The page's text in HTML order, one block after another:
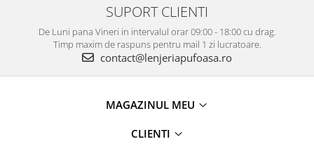
SUPORT CLIENTI
De Luni pana Vineri in intervalul orar 09:00 - 18:00 cu drag.
Timp maxim de raspuns pentru mail 1 zi lucratoare.
contact@lenjeriapufoasa.ro
MAGAZINUL MEU
CLIENTI